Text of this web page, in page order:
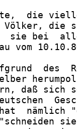
die
die
sie bei
vom
des
daß sich
nämlich